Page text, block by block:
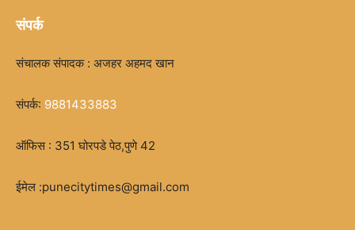
संपर्क
संचालक संपादक : अजहर अहमद खान
संपर्क: 9881433883
ऑफिस : 351 घोरपडे पेठ,पुणे 42
ईमेल :punecitytimes@gmail.com